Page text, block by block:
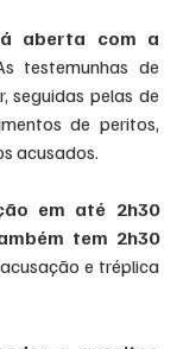
aberta com a
testemunhas de
seguidas pelas de
de peritos,
acusados.
em até 2h30
tem 2h30
e tréplica